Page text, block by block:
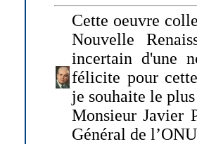
Cette oeuvre
Nouvelle
incertain d'une
félicite pour
je souhaite le
Monsieur Javier
Général de